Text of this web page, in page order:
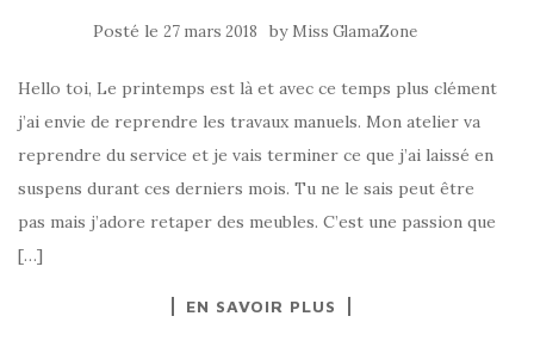
Posté le 27 mars 2018 by Miss GlamaZone
Hello toi, Le printemps est là et avec ce temps plus clément
j’ai envie de reprendre les travaux manuels. Mon atelier va
reprendre du service et je vais terminer ce que j’ai laissé en
suspens durant ces derniers mois. Tu ne le sais peut être
pas mais j’adore retaper des meubles. C’est une passion que
[…]
EN SAVOIR PLUS